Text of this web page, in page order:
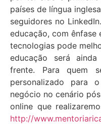
países de língua
seguidores no
educação, com
tecnologias pode
educação será
frente. Para quem
personalizado para
negócio no cenário
online que
http://